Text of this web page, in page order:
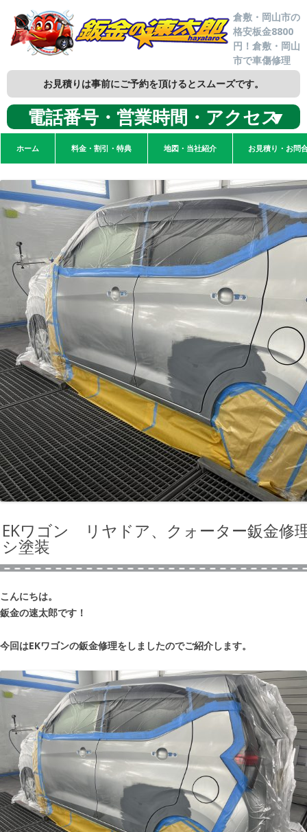
倉敷・岡山市の
格安板金8800
円！倉敷・岡山
市で車傷修理
お見積りは事前にご予約を頂けるとスムーズです。
電話番号・営業時間・アクセス
▼
ホーム 料金・割引・特典 地図・当社紹介 お見積り・お問
EKワゴン リヤドア、クォーター鈑金
シ塗装
こんにちは。
鈑金の速太郎です！
今回はEKワゴンの鈑金修理をしましたのでご紹介します。